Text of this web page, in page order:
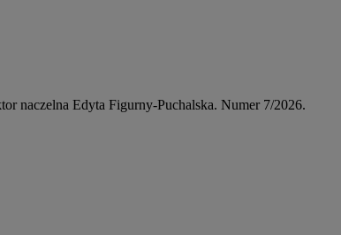
naczelna Edyta Figurny-Puchalska. Numer 7/2026.